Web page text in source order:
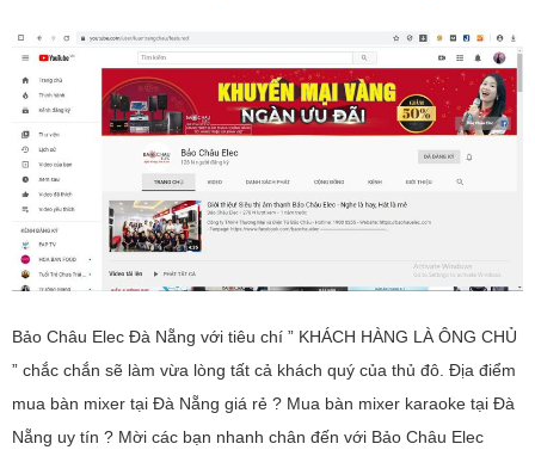
Bảo Châu Elec Đà Nẵng với tiêu chí ” KHÁCH HÀNG LÀ ÔNG CHỦ
” chắc chắn sẽ làm vừa lòng tất cả khách quý của thủ đô. Địa điểm
mua bàn mixer tại Đà Nẵng giá rẻ ? Mua bàn mixer karaoke tại Đà
Nẵng uy tín ? Mời các bạn nhanh chân đến với Bảo Châu Elec